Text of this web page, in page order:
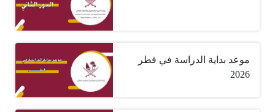
موعد بداية الدراسة في قطر
2026